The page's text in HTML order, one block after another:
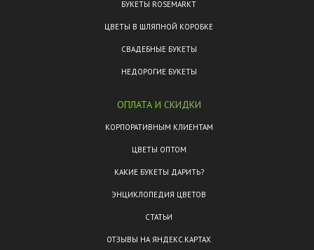
БУКЕТЫ ROSEMARKT
ЦВЕТЫ В ШЛЯПНОЙ КОРОБКЕ
СВАДЕБНЫЕ БУКЕТЫ
НЕДОРОГИЕ БУКЕТЫ
ОПЛАТА И СКИДКИ
КОРПОРАТИВНЫМ КЛИЕНТАМ
ЦВЕТЫ ОПТОМ
КАКИЕ БУКЕТЫ ДАРИТЬ?
ЭНЦИКЛОПЕДИЯ ЦВЕТОВ
СТАТЬИ
ОТЗЫВЫ НА ЯНДЕКС.КАРТАХ